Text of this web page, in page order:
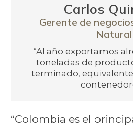
Carlos
Gerente de
Natural
“Al año exportamos
toneladas de
terminado,
“Colombia es el